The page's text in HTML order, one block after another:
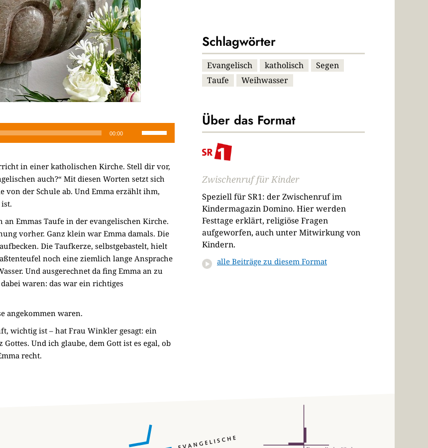
00:00
Hoch/Runter
um
die
Lautstärke
in einer katholischen Kirche. Stell dir vor,
auch?“ Mit diesen Worten setzt sich
von der Schule ab. Und Emma erzählt ihm,
Emmas Taufe in der evangelischen Kirche.
vorher. Ganz klein war Emma damals. Die
Die Taufkerze, selbstgebastelt, hielt
noch eine ziemlich lange Ansprache
Und ausgerechnet da fing Emma an zu
waren: das war ein richtiges
angekommen waren.
wichtig ist – hat Frau Winkler gesagt: ein
Und ich glaube, dem Gott ist es egal, ob
recht.
Schlagwörter
Evangelisch katholisch
Segen
Taufe
Weihwasser
Über das Format
Zwischenruf für Kinder
Speziell für SR1: der Zwischenruf im
Kindermagazin Domino. Hier werden
Festtage erklärt, religiöse Fragen
aufgeworfen, auch unter Mitwirkung von
Kindern.
alle Beiträge zu diesem Format